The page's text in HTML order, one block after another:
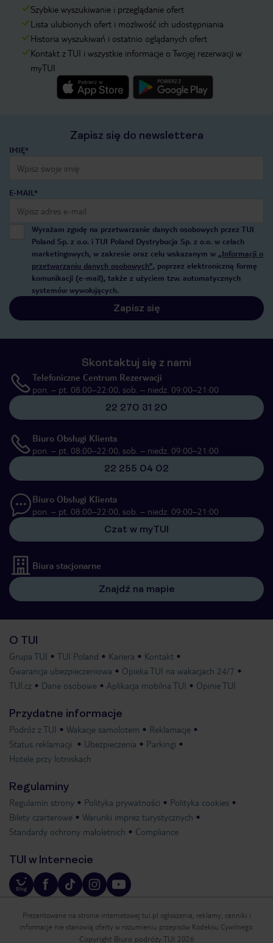
Szybkie wyszukiwanie i przeglądanie ofert
Lista ulubionych ofert i możliwość ich udostępniania
Historia wyszukiwań i ostatnio oglądanych ofert
Kontakt z TUI i wszystkie informacje o Twojej rezerwacji w
myTUI
Zapisz się do newslettera
IMIĘ*
E-MAIL*
Wyrażam zgodę na przetwarzanie danych osobowych przez TUI
Poland Sp. z o.o. i TUI Poland Dystrybucja Sp. z o.o. w celach
marketingowych, w zakresie oraz celu wskazanym w „Informacji o
przetwarzaniu danych osobowych”, poprzez elektroniczną formę
komunikacji (e-mail), także z użyciem tzw. automatycznych
systemów wywołujących.
Zapisz się
Skontaktuj się z nami
Telefoniczne Centrum Rezerwacji
pon. – pt. 08:00–22:00, sob. – niedz. 09:00–21:00
22 270 31 20
Biuro Obsługi Klienta
pon. – pt. 08:00–22:00, sob. – niedz. 09:00–21:00
22 255 04 02
Biuro Obsługi Klienta
pon. – pt. 08:00–22:00, sob. – niedz. 09:00–21:00
Czat w myTUI
Biura stacjonarne
Znajdź na mapie
O TUI
Grupa TUI TUI Poland Kariera
Kontakt
Gwarancja ubezpieczeniowa
Opieka TUI na wakacjach 24/7
TUI.cz
Dane osobowe Aplikacja mobilna TUI Opinie TUI
Przydatne informacje
Podróż z TUI Wakacje samolotem
Reklamacje
Status reklamacji
Ubezpieczenia
Parkingi
Hotele przy lotniskach
Regulaminy
Regulamin strony Polityka prywatności
Polityka cookies
Bilety czarterowe
Warunki imprez turystycznych
Standardy ochrony małoletnich
Compliance
TUI w Internecie
Prezentowane na stronie internetowej tui.pl ogłoszenia, reklamy, cenniki i
informacje nie stanowią oferty w rozumieniu przepisów Kodeksu Cywilnego.
Copyright Biuro podróży TUI 2026